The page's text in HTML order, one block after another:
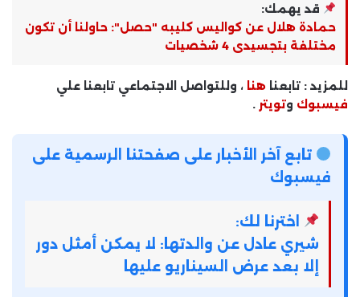
قد يهمك:
حمادة هلال عن كواليس كليبه "حصل": حاولنا أن تكون
مختلفة بتجسيدى 4 شخصيات
للمزيد : تابعنا هنا ، وللتواصل الاجتماعي تابعنا علي
فيسبوك وتويتر .
تابع آخر الأخبار على صفحتنا الرسمية على
فيسبوك
اخترنا لك:
شيري عادل عن والدتها: لا يمكن أمثل دور
إلا بعد عرض السيناريو عليها